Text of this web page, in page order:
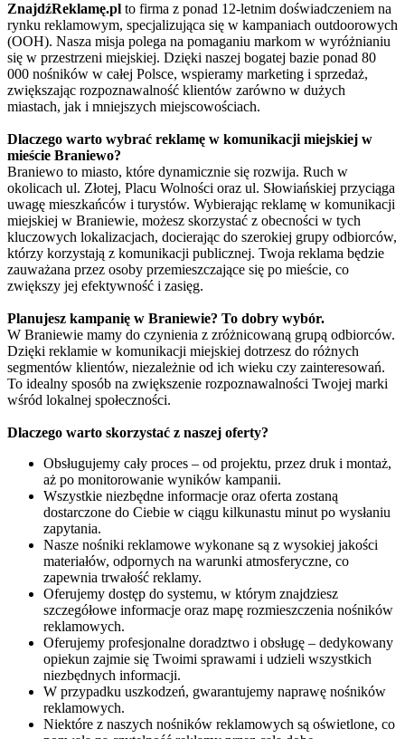
ZnajdźReklamę.pl to firma z ponad 12-letnim doświadczeniem na
rynku reklamowym, specjalizująca się w kampaniach outdoorowych
(OOH). Nasza misja polega na pomaganiu markom w wyróżnianiu
się w przestrzeni miejskiej. Dzięki naszej bogatej bazie ponad 80
000 nośników w całej Polsce, wspieramy marketing i sprzedaż,
zwiększając rozpoznawalność klientów zarówno w dużych
miastach, jak i mniejszych miejscowościach.
Dlaczego warto wybrać reklamę w komunikacji miejskiej w
mieście Braniewo?
Braniewo to miasto, które dynamicznie się rozwija. Ruch w
okolicach ul. Złotej, Placu Wolności oraz ul. Słowiańskiej przyciąga
uwagę mieszkańców i turystów. Wybierając reklamę w komunikacji
miejskiej w Braniewie, możesz skorzystać z obecności w tych
kluczowych lokalizacjach, docierając do szerokiej grupy odbiorców,
którzy korzystają z komunikacji publicznej. Twoja reklama będzie
zauważana przez osoby przemieszczające się po mieście, co
zwiększy jej efektywność i zasięg.
Planujesz kampanię w Braniewie? To dobry wybór.
W Braniewie mamy do czynienia z zróżnicowaną grupą odbiorców.
Dzięki reklamie w komunikacji miejskiej dotrzesz do różnych
segmentów klientów, niezależnie od ich wieku czy zainteresowań.
To idealny sposób na zwiększenie rozpoznawalności Twojej marki
wśród lokalnej społeczności.
Dlaczego warto skorzystać z naszej oferty?
Obsługujemy cały proces – od projektu, przez druk i montaż,
aż po monitorowanie wyników kampanii.
Wszystkie niezbędne informacje oraz oferta zostaną
dostarczone do Ciebie w ciągu kilkunastu minut po wysłaniu
zapytania.
Nasze nośniki reklamowe wykonane są z wysokiej jakości
materiałów, odpornych na warunki atmosferyczne, co
zapewnia trwałość reklamy.
Oferujemy dostęp do systemu, w którym znajdziesz
szczegółowe informacje oraz mapę rozmieszczenia nośników
reklamowych.
Oferujemy profesjonalne doradztwo i obsługę – dedykowany
opiekun zajmie się Twoimi sprawami i udzieli wszystkich
niezbędnych informacji.
W przypadku uszkodzeń, gwarantujemy naprawę nośników
reklamowych.
Niektóre z naszych nośników reklamowych są oświetlone, co